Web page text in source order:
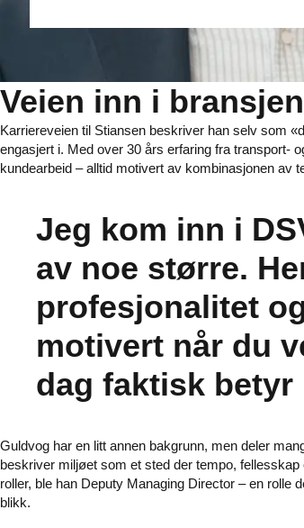
Veien inn i
Karriereveien til Stiansen beskriver han selv som
engasjert i. Med over 30 års erfaring fra transport-
kundearbeid – alltid motivert av kombinasjonen av
Jeg kom inn i
av noe større.
profesjonalitet
motivert når du
dag faktisk betyr
Guldvog har en litt annen bakgrunn, men deler
beskriver miljøet som et sted der tempo,
roller, ble han Deputy Managing Director – en
blikk.